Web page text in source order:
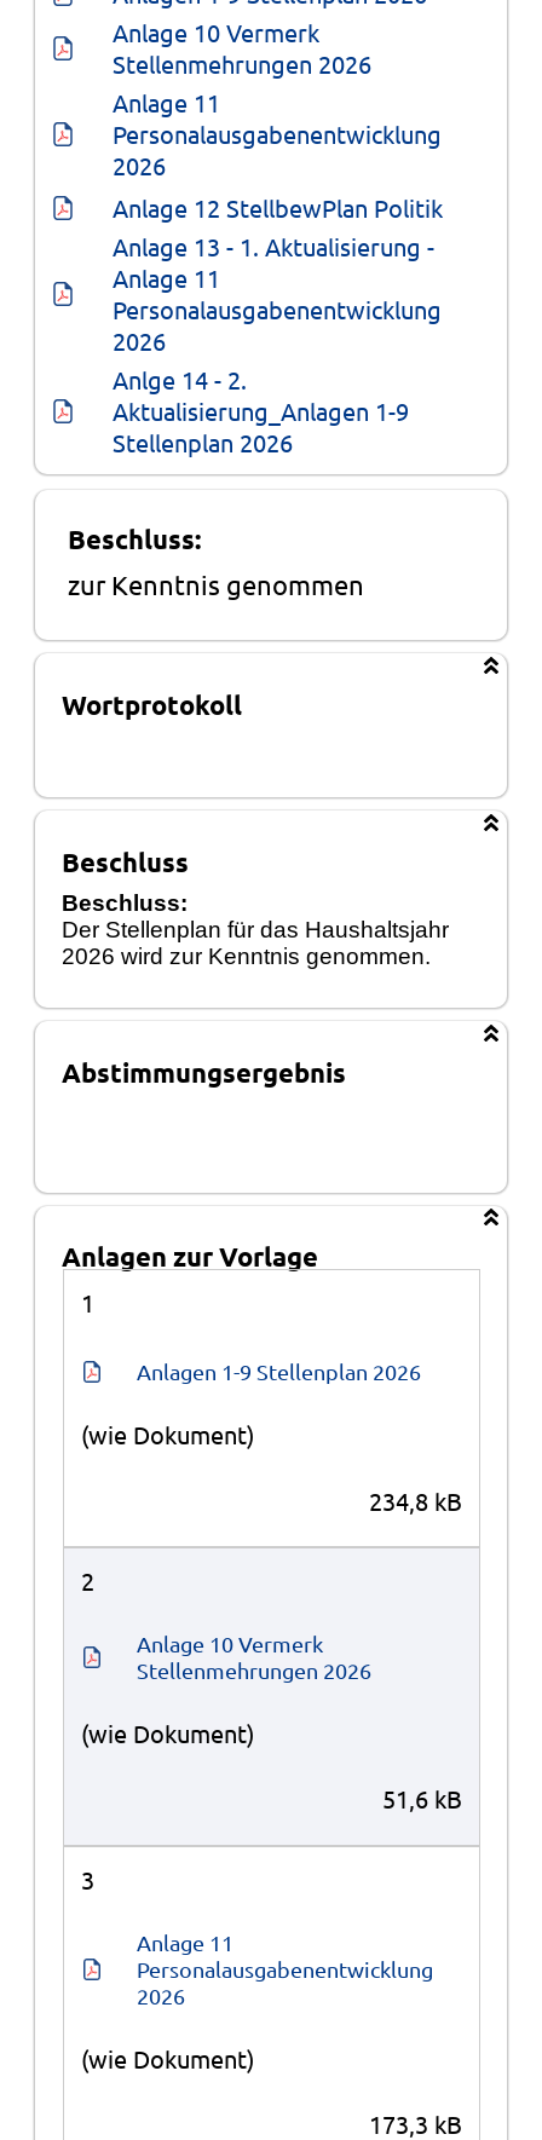
Anlage 10 Vermerk
Stellenmehrungen 2026
Anlage 11
Personalausgabenentwicklung
2026
Anlage 12 StellbewPlan Politik
Anlage 13 - 1. Aktualisierung -
Anlage 11
Personalausgabenentwicklung
2026
Anlge 14 - 2.
Aktualisierung_Anlagen 1-9
Stellenplan 2026
Beschluss:
zur Kenntnis genommen
Wortprotokoll
Beschluss
Beschluss:
Der Stellenplan für das Haushaltsjahr
2026 wird zur Kenntnis genommen.
Abstimmungsergebnis
Anlagen zur Vorlage
1
Anlagen 1-9 Stellenplan 2026
(wie Dokument)
234,8 kB
2
Anlage 10 Vermerk
Stellenmehrungen 2026
(wie Dokument)
51,6 kB
3
Anlage 11
Personalausgabenentwicklung
2026
(wie Dokument)
173,3 kB